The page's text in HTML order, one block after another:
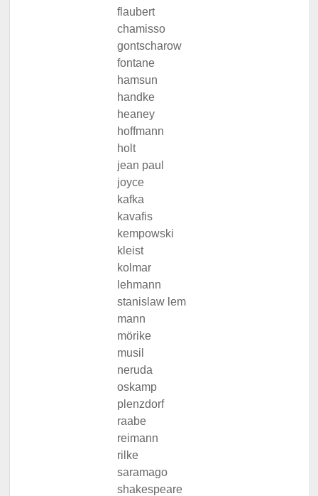
flaubert
chamisso
gontscharow
fontane
hamsun
handke
heaney
hoffmann
holt
jean paul
joyce
kafka
kavafis
kempowski
kleist
kolmar
lehmann
stanislaw lem
mann
mörike
musil
neruda
oskamp
plenzdorf
raabe
reimann
rilke
saramago
shakespeare